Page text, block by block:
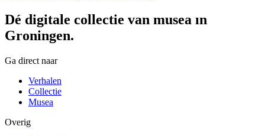
Dé digitale collectie van musea in
Groningen.
Ga direct naar
Verhalen
Collectie
Musea
Overig